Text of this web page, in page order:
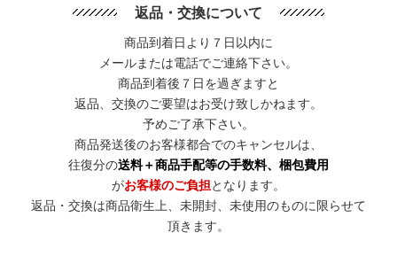
返品・交換について
商品到着日より７日以内に
メールまたは電話でご連絡下さい。
商品到着後７日を過ぎますと
返品、交換のご要望はお受け致しかねます。
予めご了承下さい。
商品発送後のお客様都合でのキャンセルは、
往復分の送料＋商品手配等の手数料、梱包費用
がお客様のご負担となります。
返品・交換は商品衛生上、未開封、未使用のものに限らせて
頂きます。